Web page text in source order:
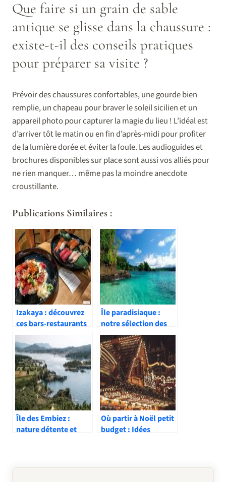
Que faire si un grain de sable
antique se glisse dans la chaussure :
existe-t-il des conseils pratiques
pour préparer sa visite ?
Prévoir des chaussures confortables, une gourde bien
remplie, un chapeau pour braver le soleil sicilien et un
appareil photo pour capturer la magie du lieu ! L’idéal est
d’arriver tôt le matin ou en fin d’après-midi pour profiter
de la lumière dorée et éviter la foule. Les audioguides et
brochures disponibles sur place sont aussi vos alliés pour
ne rien manquer… même pas la moindre anecdote
croustillante.
Publications Similaires :
Izakaya : découvrez
ces bars-restaurants
typiques japonais
Île paradisiaque :
notre sélection des
plus belles au monde
Île des Embiez :
nature détente et
Où partir à Noël petit
budget : Idées